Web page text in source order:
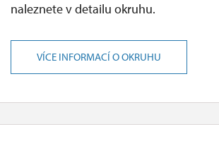
naleznete v detailu okruhu.
VÍCE INFORMACÍ O OKRUHU